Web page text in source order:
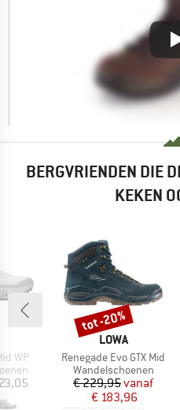
BERGVRIENDEN DIE
KEKEN
WP
MERK
LOWA
Artikel
Renegade Evo GTX Mid
Productgroep
Wandelschoenen
Prijs
€ 229,95Verlaagde prijs
vanaf
€ 183,96
Korting
tot -20%